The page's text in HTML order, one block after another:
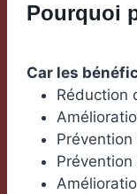
Pourquoi
Car les
Réduction